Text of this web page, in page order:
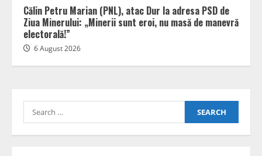
Călin Petru Marian (PNL), atac Dur la adresa PSD de
Ziua Minerului: „Minerii sunt eroi, nu masă de manevră
electorală!”
6 August 2026
Search
for: